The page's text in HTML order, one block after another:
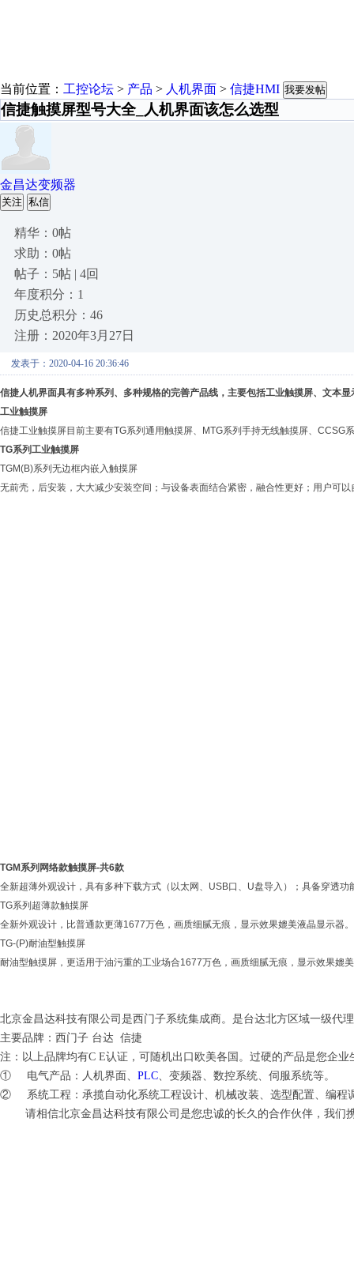
当前位置： 工控论坛 > 产品 > 人机界面 > 信捷HMI 我要发帖
信捷触摸屏型号大全_人机界面该怎么选型
金昌达变频器
关注 私信
精华：0帖
求助：0帖
帖子：5帖 | 4回
年度积分：1
历史总积分：46
注册：2020年3月27日
发表于：2020-04-16 20:36:46
信捷人机界面具有多种系列、多种规格的完善产品线，主要包括工业触摸屏、文本
工业触摸屏
信捷工业触摸屏目前主要有TG系列通用触摸屏、MTG系列手持无线触摸屏、CCSG
TG系列工业触摸屏
TGM(B)系列无边框内嵌入触摸屏
无前壳，后安装，大大减少安装空间；与设备表面结合紧密，融合性更好；用户可
TGM系列网络款触摸屏-共6款
全新超薄外观设计，具有多种下载方式（以太网、USB口、U盘导入）；具备穿透
TG系列超薄款触摸屏
全新外观设计，比普通款更薄1677万色，画质细腻无痕，显示效果媲美液晶显示器。
TG-(P)耐油型触摸屏
耐油型触摸屏，更适用于油污重的工业场合1677万色，画质细腻无痕，显示效果媲
北京金昌达科技有限公司 是西门子系统集成商。是台达北方区域一级代
主要品牌：西门子 台达 信捷
注：以上品牌均有C E认证，可随机出口欧美各国。过硬的产品是您企业
① 电气产品：人机界面、 PLC、变频器、数控系统、伺服系统等。
② 系统工程：承揽自动化系统工程设计、机械改装、选型配置、编程
请相信北京金昌达科技有限公司是您忠诚的长久的合作伙伴，我们